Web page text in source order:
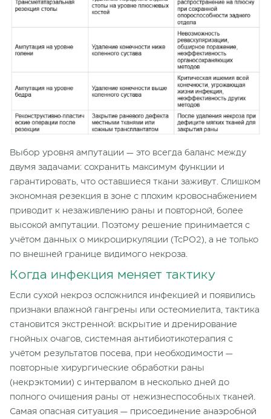
Выбор уровня ампутации — это всегда баланс между
двумя задачами: сохранить максимум функции и
гарантировать, что оставшиеся ткани заживут. Слишком
экономная резекция в зоне с плохим кровоснабжением
приводит к незаживлению раны и повторной, более
высокой ампутации. Поэтому решение принимается с
учётом данных о микроциркуляции (TcPO2), а не только
по внешней границе видимого некроза.
Когда инфекция меняет тактику
Если сухой некроз осложнился инфекцией и появились
признаки влажной гангрены или остеомиелита, тактика
становится экстренной: вскрытие и дренирование
гнойных очагов, системная антибиотикотерапия с
учётом результатов посева, при необходимости —
повторные хирургические обработки раны
(некрэктомии) с интервалом в несколько дней до
полного очищения раны от нежизнеспособных тканей.
Самая опасная ситуация — присоединение анаэробной